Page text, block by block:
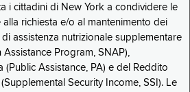
i cittadini di New York a condividere le
alla richiesta e/o al mantenimento dei
assistenza nutrizionale supplementare
Program, SNAP),
(Public Assistance, PA) e del Reddito
Security Income, SSI). Le